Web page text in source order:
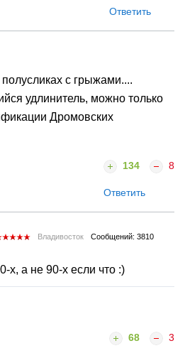
Ответить
с грыжами....
удлинитель, можно только
Дромовских
134 8
Ответить
Владивосток Сообщений: 3810
х, а не 90-х если что :)
68 3